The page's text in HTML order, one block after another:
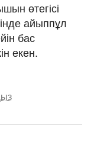
өтегісі
айыппұл
бас
екен.